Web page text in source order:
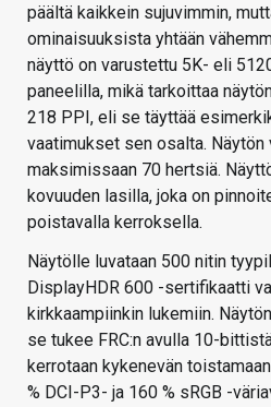
päältä kaikkein sujuvimmin,
ominaisuuksista yhtään
näyttö on varustettu 5K- eli
paneelilla, mikä tarkoittaa
218 PPI, eli se täyttää
vaatimukset sen osalta.
maksimissaan 70 hertsiä.
kovuuden lasilla, joka on
poistavalla kerroksella.
Näytölle luvataan 500 nitin
DisplayHDR 600 -sertifikaatti
kirkkaampiinkin lukemiin.
se tukee FRC:n avulla 10-
kerrotaan kykenevän
% DCI-P3- ja 160 % sRGB -